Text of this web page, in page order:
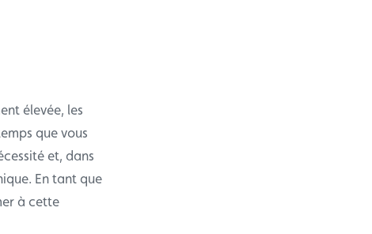
élevée, les
que vous
et, dans
En tant que
à cette